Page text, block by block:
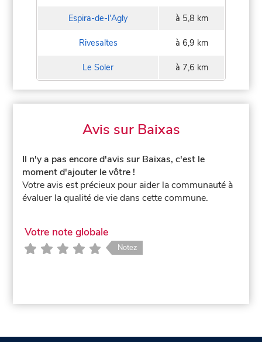
Espira-de-l'Agly à 5,8 km
Rivesaltes à 6,9 km
Le Soler à 7,6 km
Avis sur Baixas
Il n'y a pas encore d'avis sur Baixas, c'est le
moment d'ajouter le vôtre !
Votre avis est précieux pour aider la communauté à
évaluer la qualité de vie dans cette commune.
Votre note globale
Notez